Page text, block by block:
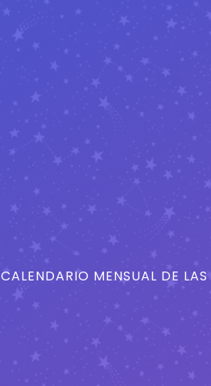
CALENDARIO MENSUAL DE